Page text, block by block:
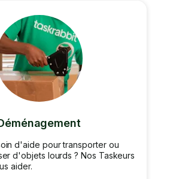
d'aide pour transporter ou
d'objets lourds ? Nos Taskeurs
aider.